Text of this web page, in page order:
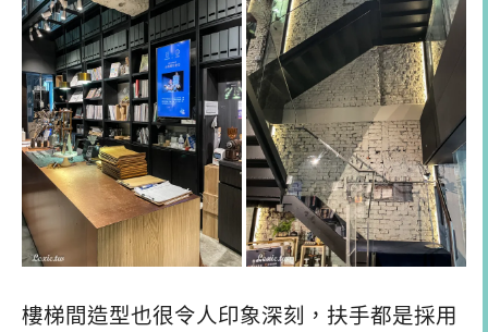
樓梯間造型也很令人印象深刻，扶手都是採用